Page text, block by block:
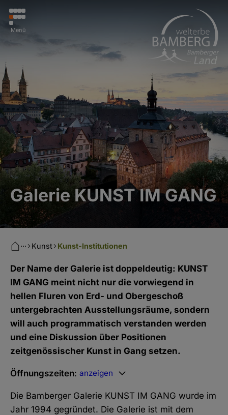
Menü
Galerie KUNST IM GANG
Kunst-Institutionen
Kunst
···
Der Name der Galerie ist doppeldeutig: KUNST
IM GANG meint nicht nur die vorwiegend in
hellen Fluren von Erd- und Obergeschoß
untergebrachten Ausstellungsräume, sondern
will auch programmatisch verstanden werden
und eine Diskussion über Positionen
zeitgenössischer Kunst in Gang setzen.
Öffnungszeiten: anzeigen
Die Bamberger Galerie KUNST IM GANG wurde im
Jahr 1994 gegründet. Die Galerie ist mit dem